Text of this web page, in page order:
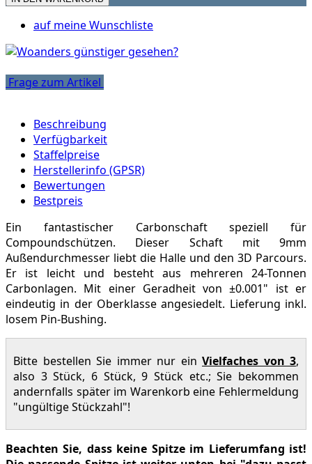
auf meine Wunschliste
Frage zum Artikel
Beschreibung
Verfügbarkeit
Staffelpreise
Herstellerinfo (GPSR)
Bewertungen
Bestpreis
Ein fantastischer Carbonschaft speziell für
Compoundschützen. Dieser Schaft mit 9mm
Außendurchmesser liebt die Halle und den 3D Parcours.
Er ist leicht und besteht aus mehreren 24-Tonnen
Carbonlagen. Mit einer Geradheit von ±0.001" ist er
eindeutig in der Oberklasse angesiedelt. Lieferung inkl.
losem Pin-Bushing.
Bitte bestellen Sie immer nur ein Vielfaches von 3,
also 3 Stück, 6 Stück, 9 Stück etc.; Sie bekommen
andernfalls später im Warenkorb eine Fehlermeldung
"ungültige Stückzahl"!
Beachten Sie, dass keine Spitze im Lieferumfang ist!